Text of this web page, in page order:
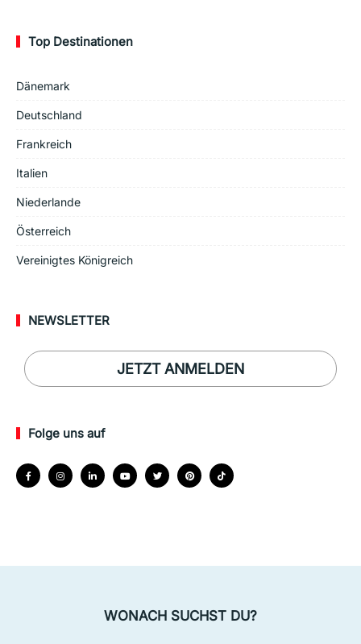
Top Destinationen
Dänemark
Deutschland
Frankreich
Italien
Niederlande
Österreich
Vereinigtes Königreich
NEWSLETTER
JETZT ANMELDEN
Folge uns auf
WONACH SUCHST DU?